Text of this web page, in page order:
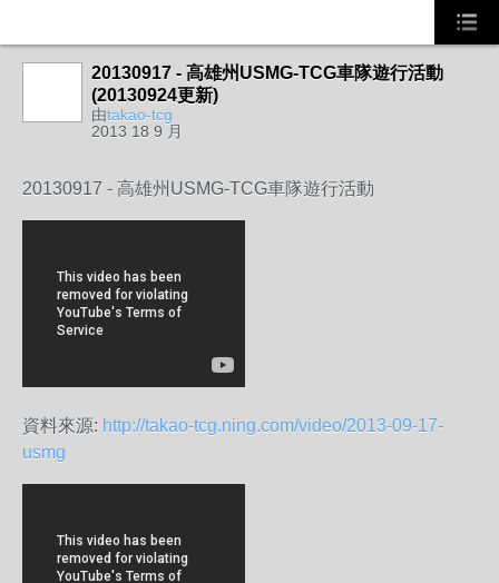
20130917 - 高雄州USMG-TCG車隊遊行活動
(20130924更新)
由takao-tcg
2013 18 9 月
20130917 - 高雄州USMG-TCG車隊遊行活動
資料來源: http://takao-tcg.ning.com/video/2013-09-17-
usmg